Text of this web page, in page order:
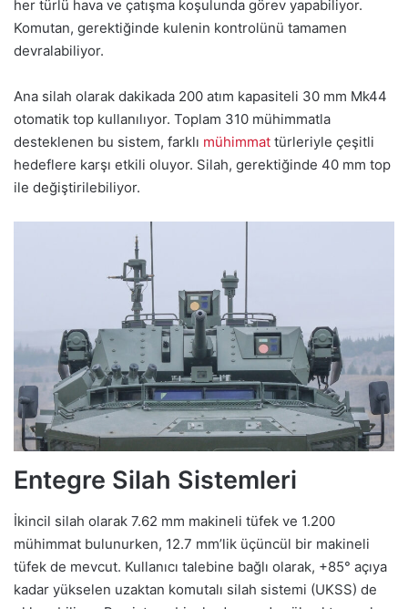
her türlü hava ve çatışma koşulunda görev yapabiliyor.
Komutan, gerektiğinde kulenin kontrolünü tamamen
devralabiliyor.
Ana silah olarak dakikada 200 atım kapasiteli 30 mm Mk44
otomatik top kullanılıyor. Toplam 310 mühimmatla
desteklenen bu sistem, farklı mühimmat türleriyle çeşitli
hedeflere karşı etkili oluyor. Silah, gerektiğinde 40 mm top
ile değiştirilebiliyor.
Entegre Silah Sistemleri
İkincil silah olarak 7.62 mm makineli tüfek ve 1.200
mühimmat bulunurken, 12.7 mm’lik üçüncül bir makineli
tüfek de mevcut. Kullanıcı talebine bağlı olarak, +85° açıya
kadar yükselen uzaktan komutalı silah sistemi (UKSS) de